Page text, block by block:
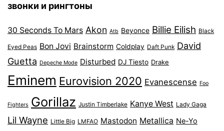
звонки и рингтоны
30 Seconds To Mars Akon Atb Beyonce Billie Eilish Black
Eyed Peas Bon Jovi Brainstorm Coldplay Daft Punk David
Guetta Depeche Mode Disturbed DJ Tiesto Drake
Eminem Eurovision 2020 Evanescense Foo
Fighters Gorillaz Justin Timberlake Kanye West Lady Gaga
Lil Wayne Little Big LMFAO Mastodon Metallica Ne-Yo